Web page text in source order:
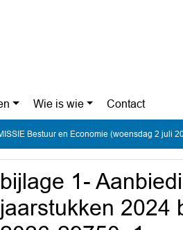
Wie is wie Contact
Bestuur en Economie (woensdag 2 juli
bijlage 1-
jaarstukken 2024